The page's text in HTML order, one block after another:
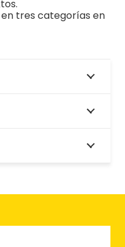
tres categorías en